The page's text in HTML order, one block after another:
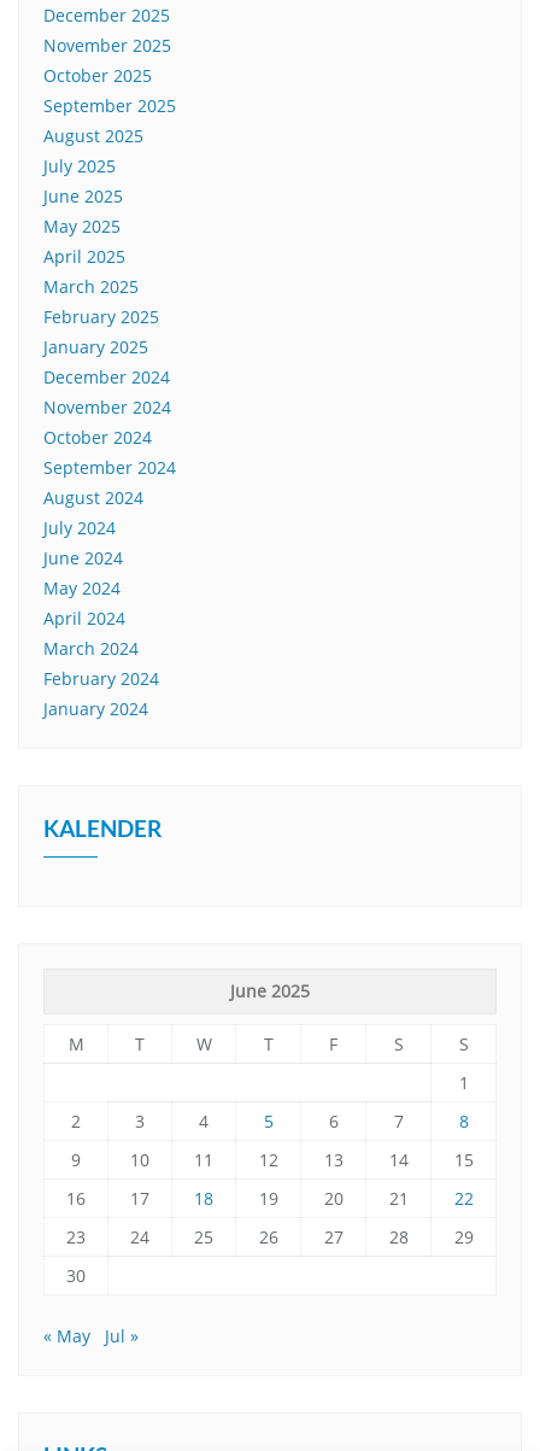
December 2025
November 2025
October 2025
September 2025
August 2025
July 2025
June 2025
May 2025
April 2025
March 2025
February 2025
January 2025
December 2024
November 2024
October 2024
September 2024
August 2024
July 2024
June 2024
May 2024
April 2024
March 2024
February 2024
January 2024
KALENDER
June 2025
M T W T F S
S
1
2
3 4 5 6 7
8
9
10 11 12 13 14
15
16
17 18 19 20 21
22
23
24 25 26 27 28
29
30
« May Jul »